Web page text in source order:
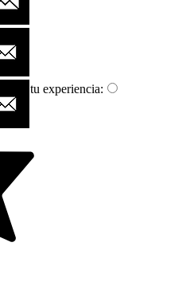
Valora tu experiencia: